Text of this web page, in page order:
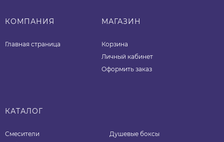
КОМПАНИЯ
Главная страница
МАГАЗИН
Корзина
Личный кабинет
Оформить заказ
КАТАЛОГ
Смесители
Душевые боксы